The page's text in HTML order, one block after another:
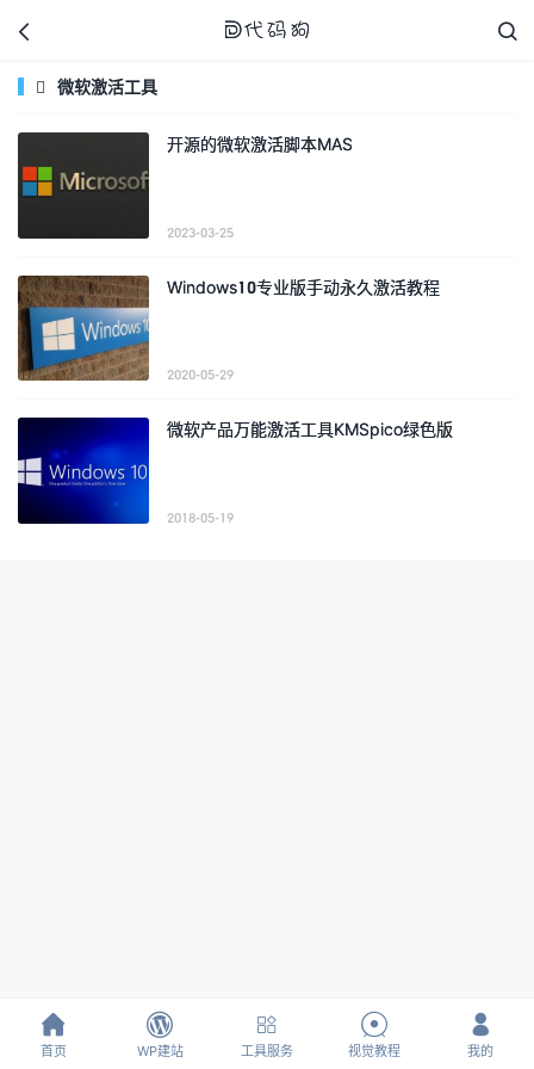

 
 微软激活工具
开源的微软激活脚本MAS
2023-03-25
Windows10专业版手动永久激活教程
2020-05-29
微软产品万能激活工具KMSpico绿色版
2018-05-19

首页

WP建站

工具服务

视觉教程

我的